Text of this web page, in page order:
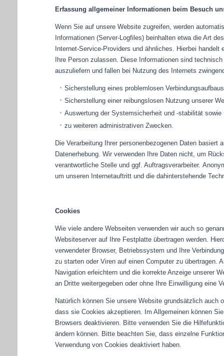
Erfassung allgemeiner Informationen beim Besuch
Wenn Sie auf unsere Website zugreifen, werden
Informationen (Server-Logfiles) beinhalten etwa die Art
Internet-Service-Providers und ähnliches. Hierbei
Ihre Person zulassen. Diese Informationen sind
auszuliefern und fallen bei Nutzung des Internets
Sicherstellung eines problemlosen
Sicherstellung einer reibungslosen Nutzung unserer
Auswertung der Systemsicherheit und -stabilität sowie
zu weiteren administrativen Zwecken.
Die Verarbeitung Ihrer personenbezogenen Daten
Datenerhebung. Wir verwenden Ihre Daten nicht, um
verantwortliche Stelle und ggf. Auftragsverarbeiter.
um unseren Internetauftritt und die dahinterstehende
Cookies
Wie viele andere Webseiten verwenden wir auch so
Websiteserver auf Ihre Festplatte übertragen werden.
verwendeter Browser, Betriebssystem und Ihre
zu starten oder Viren auf einen Computer zu übertragen.
Navigation erleichtern und die korrekte Anzeige unserer
an Dritte weitergegeben oder ohne Ihre Einwilligung eine
Natürlich können Sie unsere Website grundsätzlich
dass sie Cookies akzeptieren. Im Allgemeinen können
Browsers deaktivieren. Bitte verwenden Sie die
ändern können. Bitte beachten Sie, dass einzelne
Verwendung von Cookies deaktiviert haben.